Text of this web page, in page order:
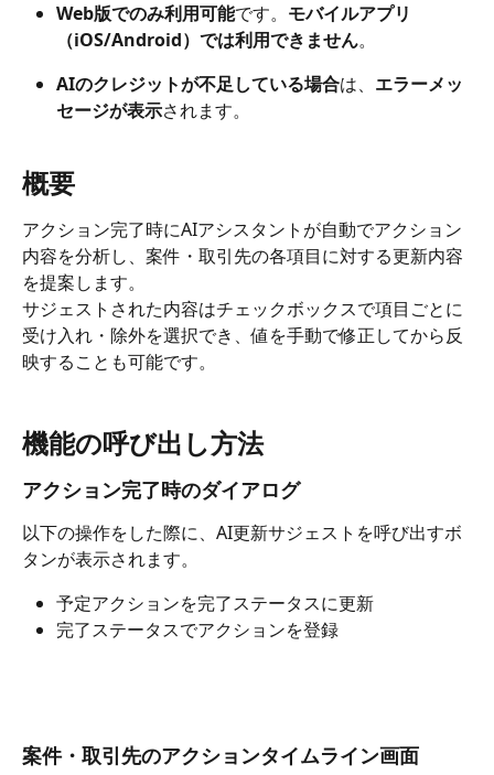
Web版でのみ利用可能です。 モバイルアプリ
（iOS/Android）では利用できません。
AIのクレジットが不足している場合は、 エラーメッ
セージが表示されます。
概要
アクション完了時にAIアシスタントが自動でアクション
内容を分析し、案件・取引先の各項目に対する更新内容
を提案します。
サジェストされた内容はチェックボックスで項目ごとに
受け入れ・除外を選択でき、値を手動で修正してから反
映することも可能です。
機能の呼び出し方法
アクション完了時のダイアログ
以下の操作をした際に、AI更新サジェストを呼び出すボ
タンが表示されます。
予定アクションを完了ステータスに更新
完了ステータスでアクションを登録
案件・取引先のアクションタイムライン画面